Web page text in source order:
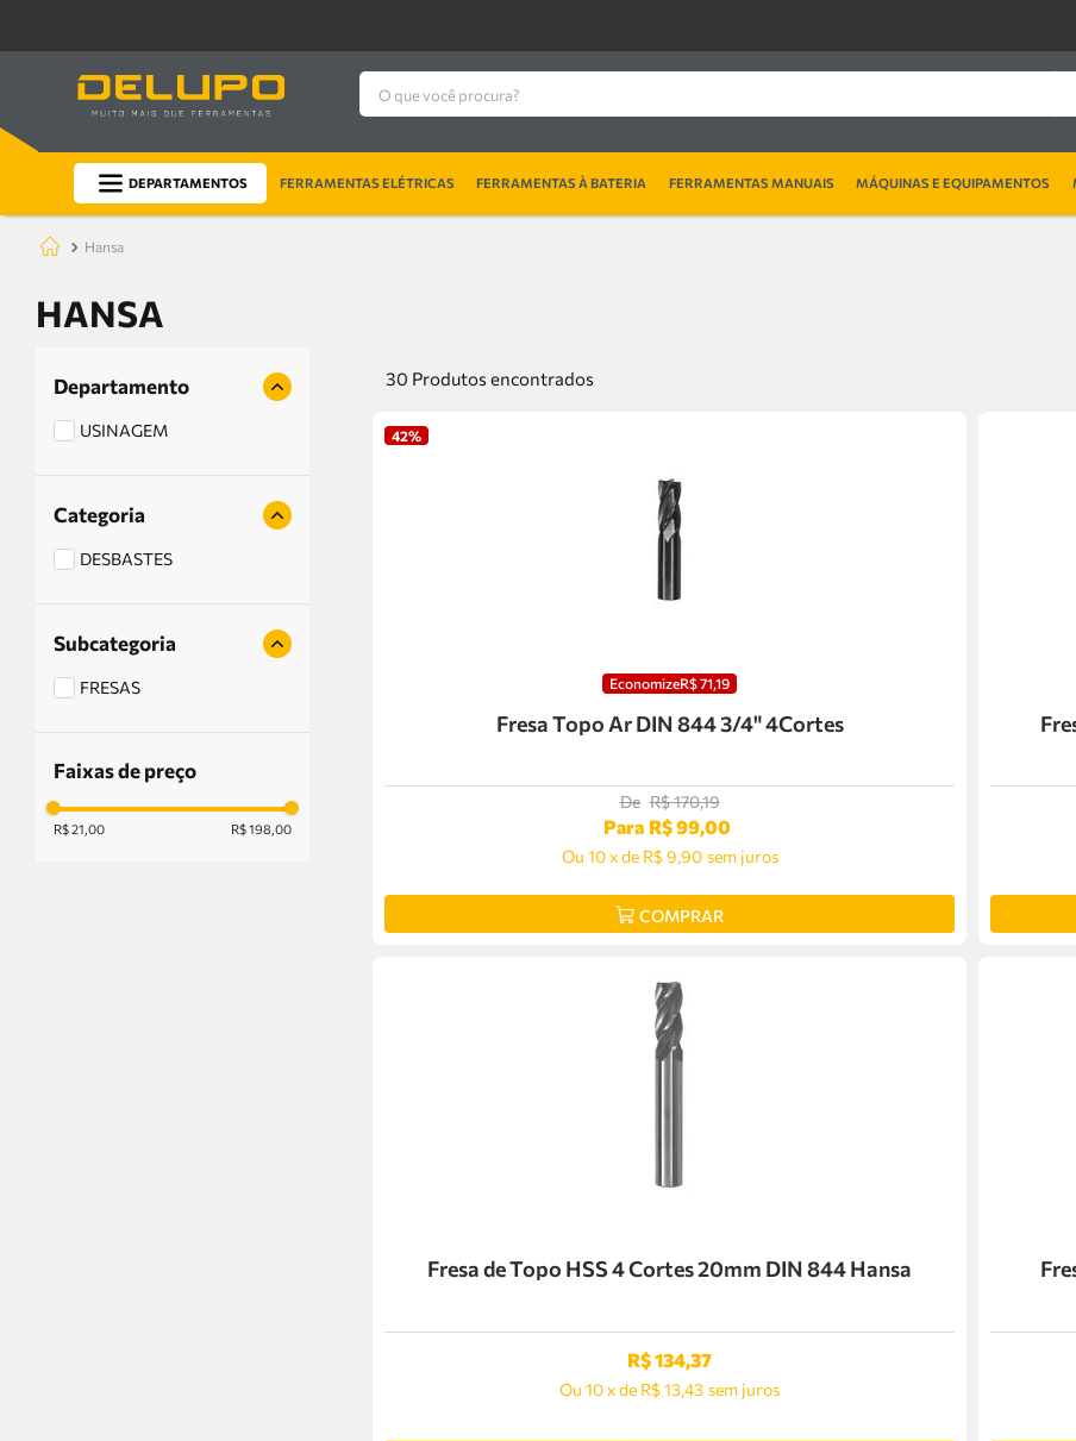
O que você procura?
DEPARTAMENTOS FERRAMENTAS ELÉTRICAS FERRAMENTAS À BATERIA FERRAMENTAS MANUAIS MÁQUINAS E EQUIPAMENTOS
hansa
HANSA
Departamento
USINAGEM
Categoria
DESBASTES
Subcategoria
FRESAS
Faixas de preço
R$ 21,00 R$ 198,00
30 Produtos
42%
EconomizeR$71 19
Fresa Topo Ar DIN 844 3/4" 4Cortes
De R$170,19
Para R$99,00
Ou 10 xde R$ 9,90 sem juros
COMPRAR
Fresa de Topo HSS 4 Cortes 20mm DIN 844 Hansa
R$134,37
Ou 10xde R$ 13,43 sem juros